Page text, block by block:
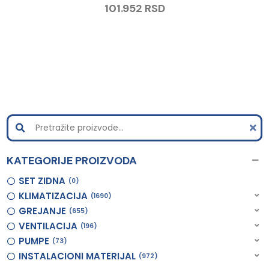
101.952 RSD
KATEGORIJE PROIZVODA
SET ZIDNA 0
KLIMATIZACIJA 1690
GREJANJE 655
VENTILACIJA 196
PUMPE 73
INSTALACIONI MATERIJAL 972